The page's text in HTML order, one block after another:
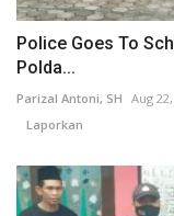
Police Goes To
Polda...
Parizal Antoni, SH Aug
Laporkan